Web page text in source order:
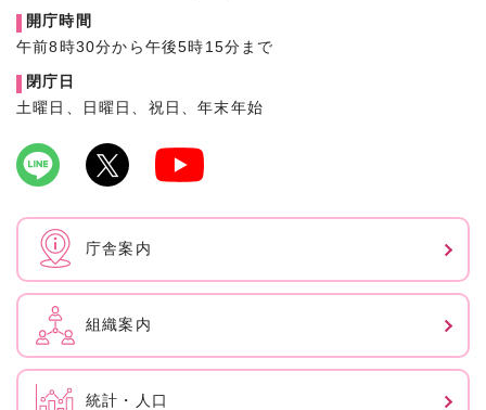
開庁時間
午前8時30分から午後5時15分まで
閉庁日
土曜日、日曜日、祝日、年末年始
庁舎案内
組織案内
統計・人口